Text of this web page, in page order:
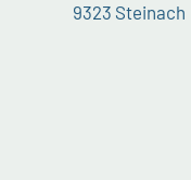
9323 Steinach